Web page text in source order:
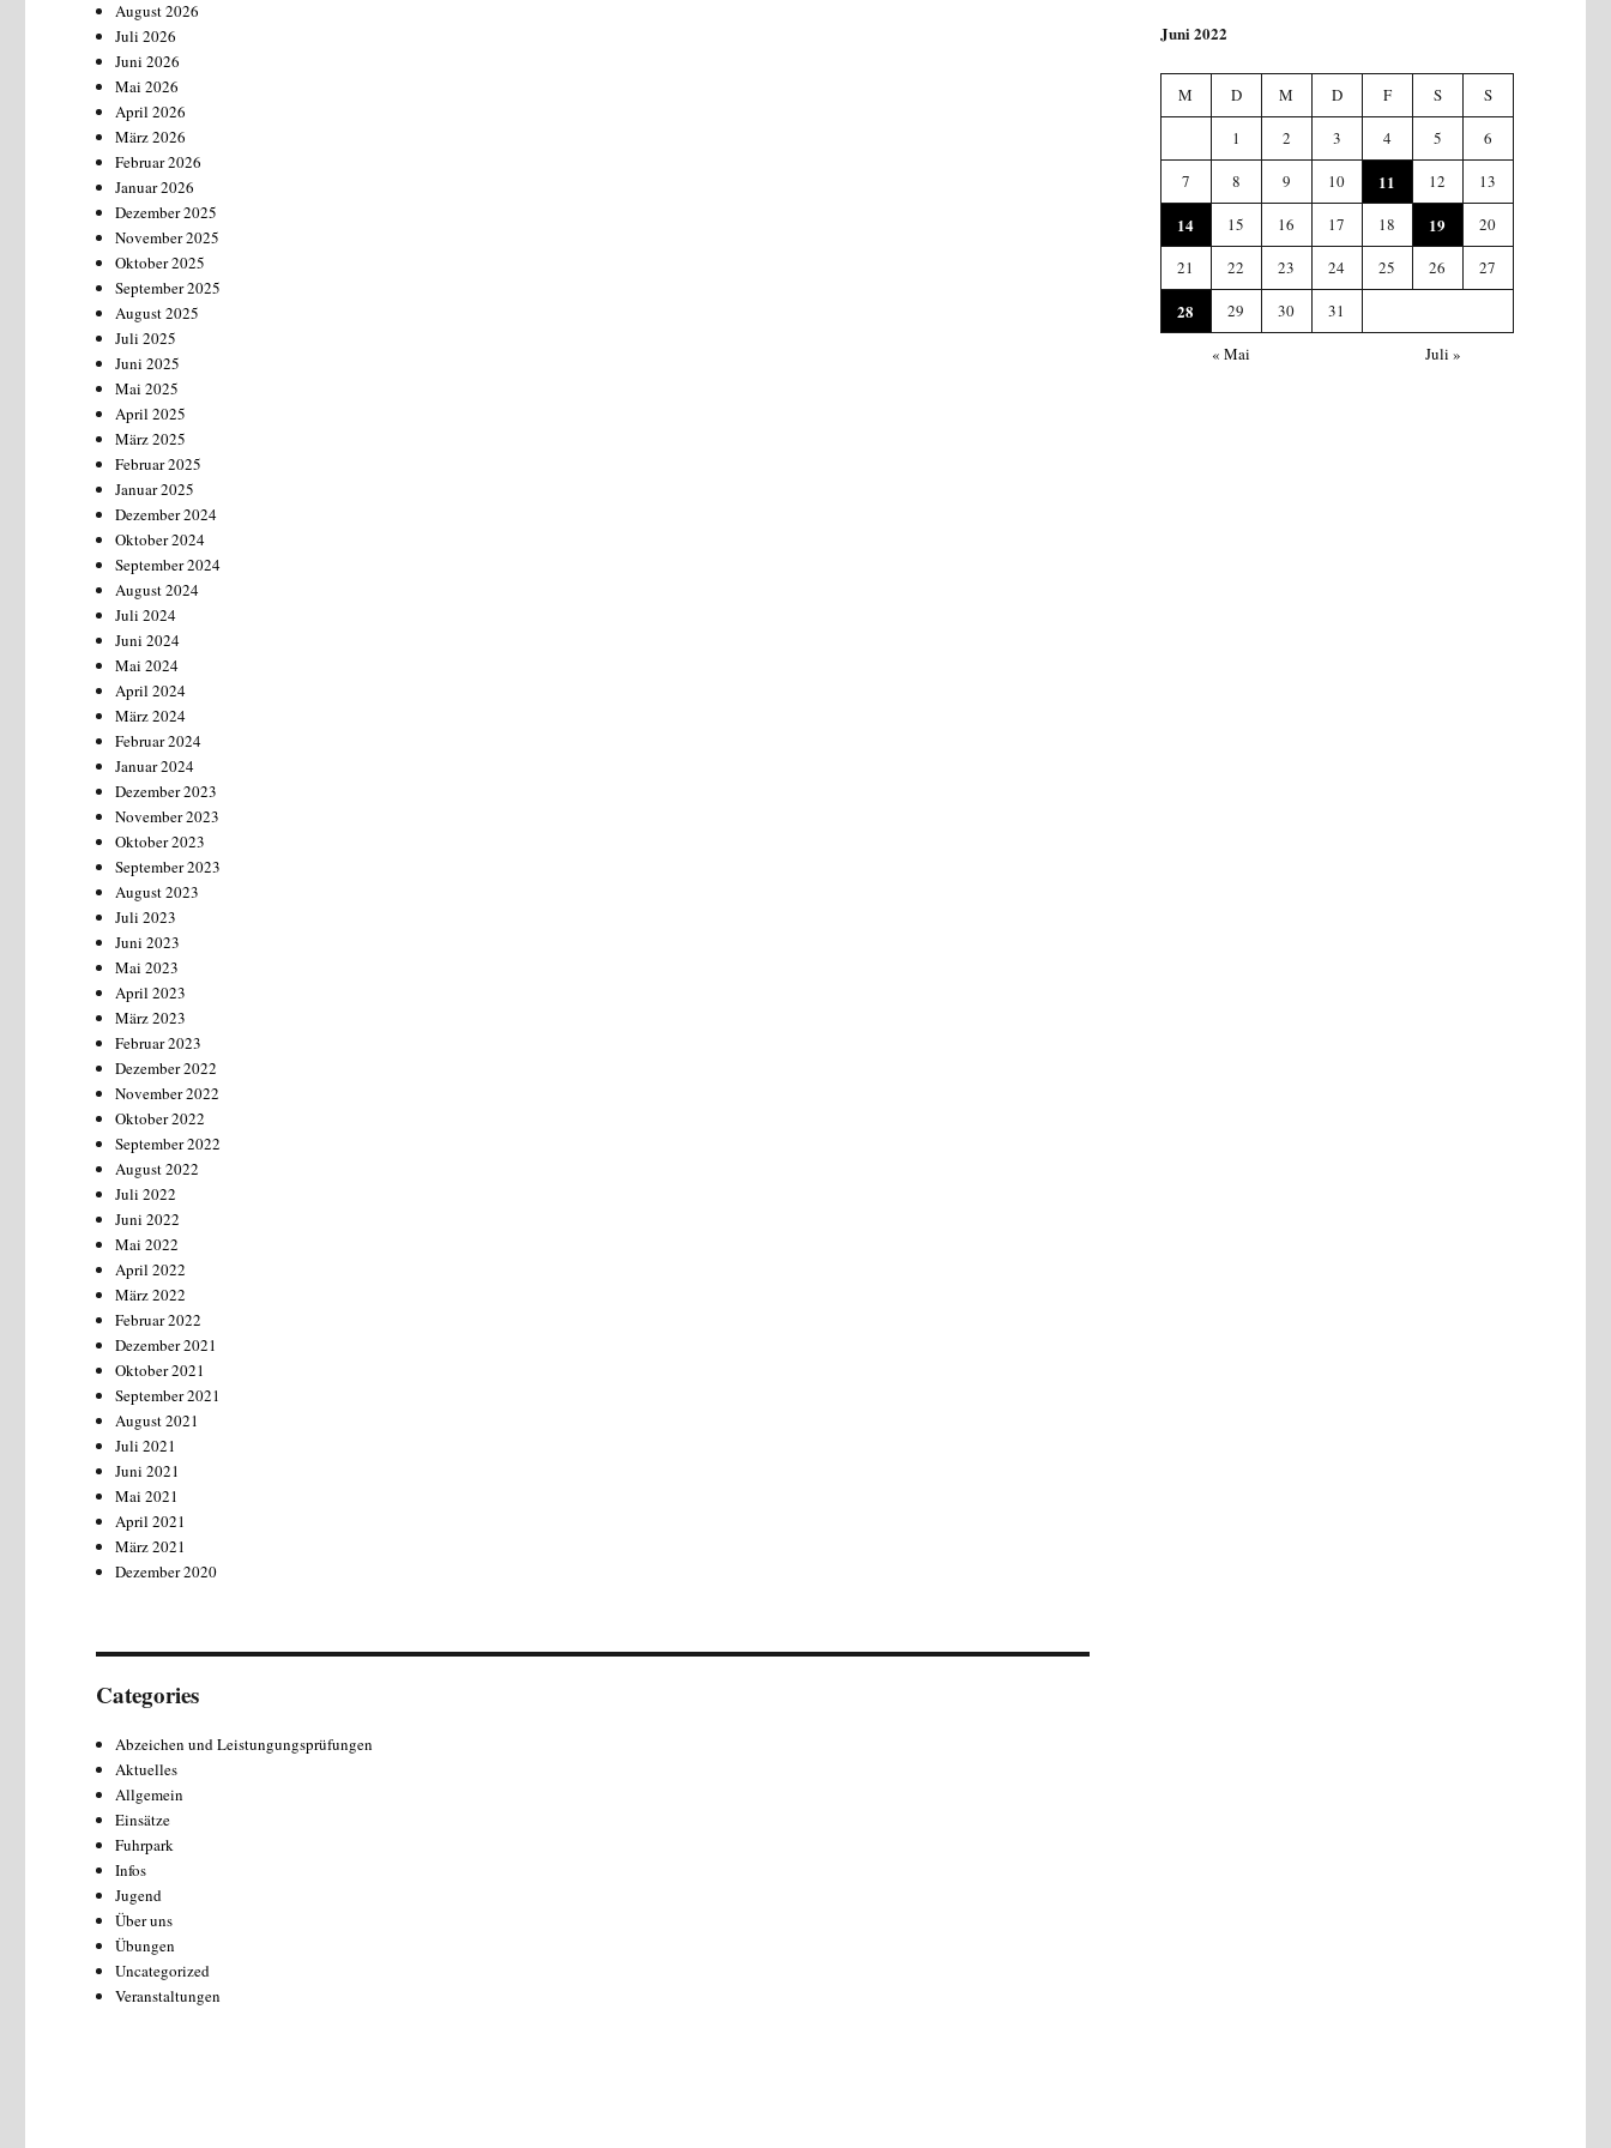
August 2026
Juli 2026
Juni 2026
Mai 2026
April 2026
März 2026
Februar 2026
Januar 2026
Dezember 2025
November 2025
Oktober 2025
September 2025
August 2025
Juli 2025
Juni 2025
Mai 2025
April 2025
März 2025
Februar 2025
Januar 2025
Dezember 2024
Oktober 2024
September 2024
August 2024
Juli 2024
Juni 2024
Mai 2024
April 2024
März 2024
Februar 2024
Januar 2024
Dezember 2023
November 2023
Oktober 2023
September 2023
August 2023
Juli 2023
Juni 2023
Mai 2023
April 2023
März 2023
Februar 2023
Dezember 2022
November 2022
Oktober 2022
September 2022
August 2022
Juli 2022
Juni 2022
Mai 2022
April 2022
März 2022
Februar 2022
Dezember 2021
Oktober 2021
September 2021
August 2021
Juli 2021
Juni 2021
Mai 2021
April 2021
März 2021
Dezember 2020
Categories
Abzeichen und Leistungungsprüfungen
Aktuelles
Allgemein
Einsätze
Fuhrpark
Infos
Jugend
Über uns
Übungen
Uncategorized
Veranstaltungen
Juni 2022
M D M D F S
S
1
2 3 4 5
6
7
8 9 10 11 12 13
14 15 16 17 18 19
20
21
22 23 24 25 26 27
28 29 30
31
« Mai
Juli »